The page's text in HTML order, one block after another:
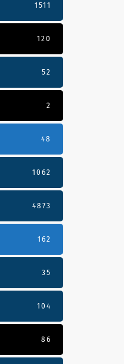
1511
120
52
2
48
1062
4873
162
35
104
86